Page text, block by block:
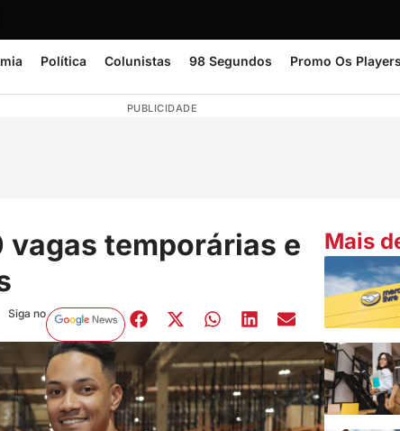
Política Colunistas 98 Segundos Promo Os Players
PUBLICIDADE
temporárias e
Siga no
Mais